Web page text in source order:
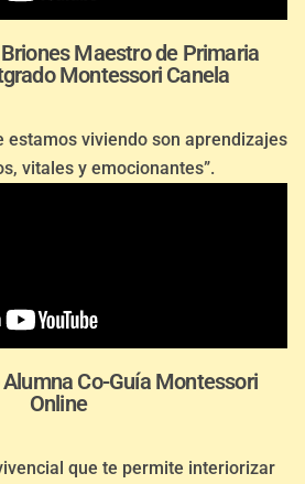
Maestro de Primaria
Montessori Canela
estamos viviendo son aprendizajes
vitales y emocionantes”.
Co-Guía Montessori
Online
que te permite interiorizar